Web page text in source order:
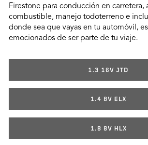
Firestone para conducción en carretera,
combustible, manejo todoterreno e
donde sea que vayas en tu automóvil,
emocionados de ser parte de tu viaje.
1.3 16V JTD
1.4 8V ELX
1.8 8V HLX